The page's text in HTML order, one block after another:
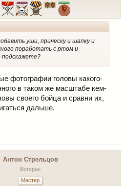
уши, прическу и шапку и
поработать с ртом и
фотографии головы какого-
в таком же масштабе кем-
своего бойца и сравни их,
дальше.
Антон Стрельцов
Ветеран
Мастер